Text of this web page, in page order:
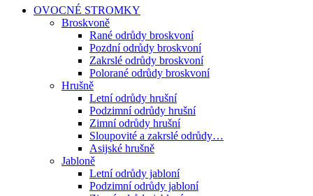
OVOCNÉ STROMKY
Broskvoně
Rané odrůdy broskvoní
Pozdní odrůdy broskvoní
Zakrslé odrůdy broskvoní
Polorané odrůdy broskvoní
Hrušně
Letní odrůdy hrušní
Podzimní odrůdy hrušní
Zimní odrůdy hrušní
Sloupovité a zakrslé odrůdy…
Asijské hrušně
Jabloně
Letní odrůdy jabloní
Podzimní odrůdy jabloní